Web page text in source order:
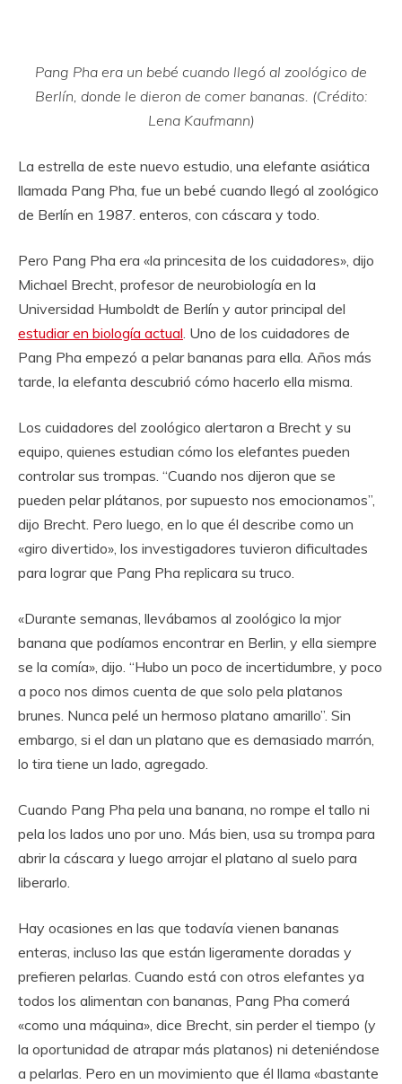
Pang Pha era un bebé cuando llegó al zoológico de
Berlín, donde le dieron de comer bananas. (Crédito:
Lena Kaufmann)
La estrella de este nuevo estudio, una elefante asiática
llamada Pang Pha, fue un bebé cuando llegó al zoológico
de Berlín en 1987. enteros, con cáscara y todo.
Pero Pang Pha era «la princesita de los cuidadores», dijo
Michael Brecht, profesor de neurobiología en la
Universidad Humboldt de Berlín y autor principal del
estudiar en biología actual. Uno de los cuidadores de
Pang Pha empezó a pelar bananas para ella. Años más
tarde, la elefanta descubrió cómo hacerlo ella misma.
Los cuidadores del zoológico alertaron a Brecht y su
equipo, quienes estudian cómo los elefantes pueden
controlar sus trompas. “Cuando nos dijeron que se
pueden pelar plátanos, por supuesto nos emocionamos”,
dijo Brecht. Pero luego, en lo que él describe como un
«giro divertido», los investigadores tuvieron dificultades
para lograr que Pang Pha replicara su truco.
«Durante semanas, llevábamos al zoológico la mjor
banana que podíamos encontrar en Berlin, y ella siempre
se la comía», dijo. “Hubo un poco de incertidumbre, y poco
a poco nos dimos cuenta de que solo pela platanos
brunes. Nunca pelé un hermoso platano amarillo”. Sin
embargo, si el dan un platano que es demasiado marrón,
lo tira tiene un lado, agregado.
Cuando Pang Pha pela una banana, no rompe el tallo ni
pela los lados uno por uno. Más bien, usa su trompa para
abrir la cáscara y luego arrojar el platano al suelo para
liberarlo.
Hay ocasiones en las que todavía vienen bananas
enteras, incluso las que están ligeramente doradas y
prefieren pelarlas. Cuando está con otros elefantes ya
todos los alimentan con bananas, Pang Pha comerá
«como una máquina», dice Brecht, sin perder el tiempo (y
la oportunidad de atrapar más platanos) ni deteniéndose
a pelarlas. Pero en un movimiento que él llama «bastante